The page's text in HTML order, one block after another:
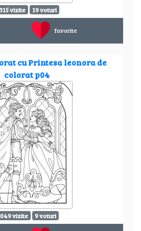
vizite 19 voturi
favorite
cu Printesa leonora de
colorat p04
vizite 9 voturi